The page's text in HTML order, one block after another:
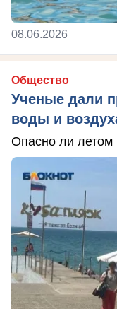
08.06.2026
Общество
Ученые дали
воды и
Опасно ли летом